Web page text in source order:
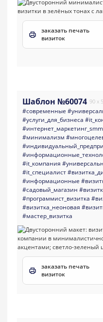
заказать печать
визиток
Шаблон №60074 90 x
#современные
#услуги_для_бизнеса
#интернет_маркетинг_smm
#минимализм
#it_компания
#it_специалист
#информационные
#садовый_магазин
#программист_визитка
#визитка_неоновая
#мастер_визитка
заказать печать
визиток